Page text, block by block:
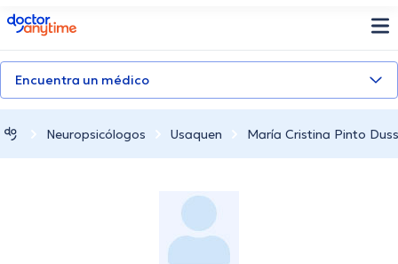
doctoranytime
Encuentra un médico
Neuropsicólogos Usaquen María Cristina Pinto